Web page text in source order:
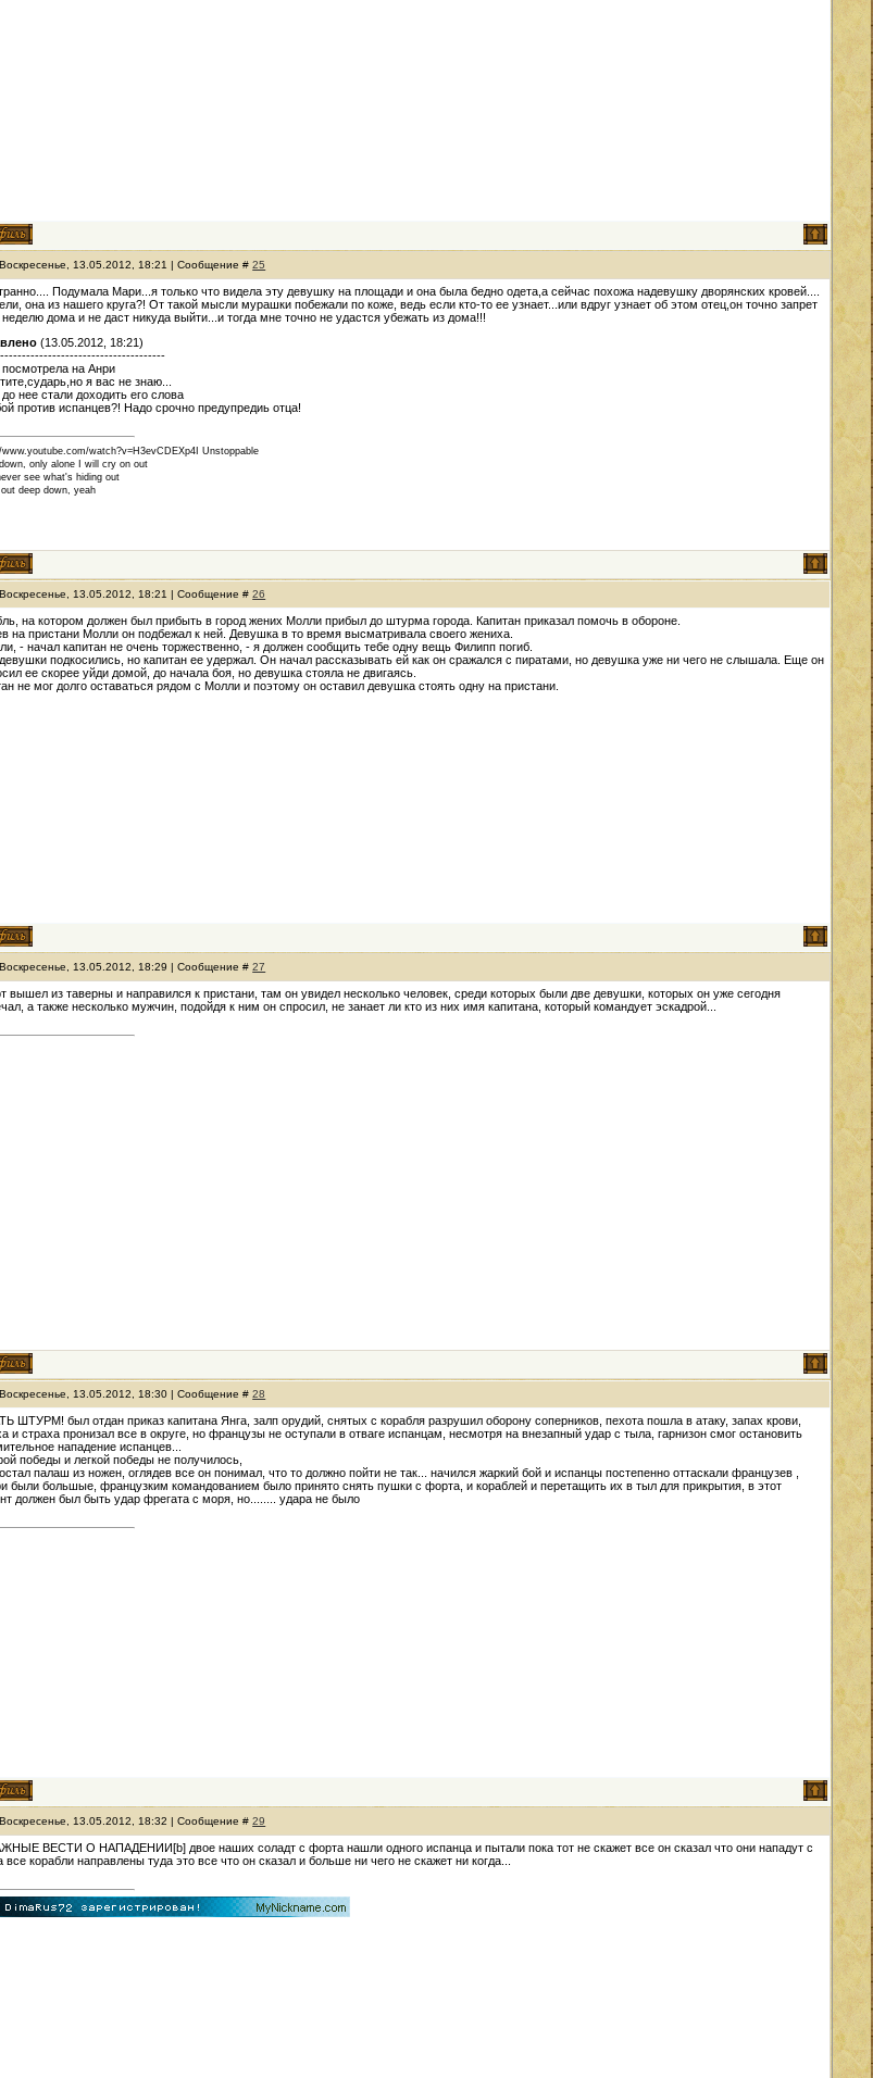
13.05.2012, 18:21 | Сообщение #25
Подумала Мари...я только что видела эту девушку на площади и она была бедно одета,а сейчас похожа надевушку дворянских кровей....
она из нашего круга?! От такой мысли мурашки побежали по коже, ведь если кто-то ее узнает...или вдруг узнает об этом отец,он точно запрет
неделю дома и не даст никуда выйти...и тогда мне точно не удастся убежать из дома!!!
(13.05.2012, 18:21)
на Анри
я вас не знаю...
нее стали доходить его слова
против испанцев?! Надо срочно предупредиь отца!
watch?v=H3evCDEXp4I Unstoppable
only alone I will cry on out
see what's hiding out
out deep down, yeah
13.05.2012, 18:21 | Сообщение #26
на котором должен был прибыть в город жених Молли прибыл до штурма города. Капитан приказал помочь в обороне.
на пристани Молли он подбежал к ней. Девушка в то время высматривала своего жениха.
- начал капитан не очень торжественно, - я должен сообщить тебе одну вещь Филипп погиб.
подкосились, но капитан ее удержал. Он начал рассказывать ей как он сражался с пиратами, но девушка уже ни чего не слышала. Еще он
ее скорее уйди домой, до начала боя, но девушка стояла не двигаясь.
не мог долго оставаться рядом с Молли и поэтому он оставил девушка стоять одну на пристани.
13.05.2012, 18:29 | Сообщение #27
вышел из таверны и направился к пристани, там он увидел несколько человек, среди которых были две девушки, которых он уже сегодня
а также несколько мужчин, подойдя к ним он спросил, не занает ли кто из них имя капитана, который командует эскадрой...
13.05.2012, 18:30 | Сообщение #28
ШТУРМ! был отдан приказ капитана Янга, залп орудий, снятых с корабля разрушил оборону соперников, пехота пошла в атаку, запах крови,
и страха пронизал все в округе, но французы не оступали в отваге испанцам, несмотря на внезапный удар с тыла, гарнизон смог остановить
нападение испанцев...
победы и легкой победы не получилось,
палаш из ножен, оглядев все он понимал, что то должно пойти не так... начился жаркий бой и испанцы постепенно оттаскали французев ,
были большые, французким командованием было принято снять пушки с форта, и кораблей и перетащить их в тыл для прикрытия, в этот
должен был быть удар фрегата с моря, но........ удара не было
13.05.2012, 18:32 | Сообщение #29
ВЕСТИ О НАПАДЕНИИ[b] двое наших соладт с форта нашли одного испанца и пытали пока тот не скажет все он сказал что они нападут с
все корабли направлены туда это все что он сказал и больше ни чего не скажет ни когда...